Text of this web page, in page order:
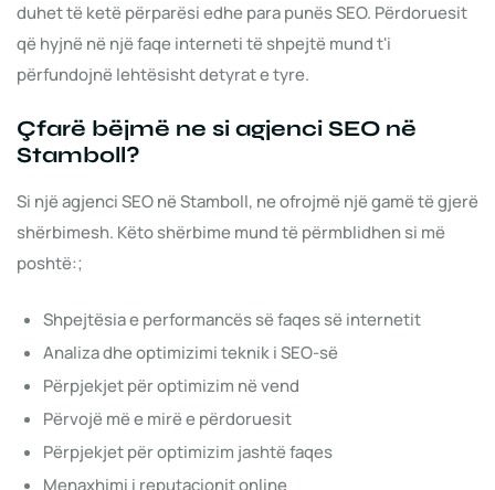
duhet të ketë përparësi edhe para punës SEO. Përdoruesit
që hyjnë në një faqe interneti të shpejtë mund t'i
përfundojnë lehtësisht detyrat e tyre.
Çfarë bëjmë ne si agjenci SEO në
Stamboll?
Si një agjenci SEO në Stamboll, ne ofrojmë një gamë të gjerë
shërbimesh. Këto shërbime mund të përmblidhen si më
poshtë:;
Shpejtësia e performancës së faqes së internetit
Analiza dhe optimizimi teknik i SEO-së
Përpjekjet për optimizim në vend
Përvojë më e mirë e përdoruesit
Përpjekjet për optimizim jashtë faqes
Menaxhimi i reputacionit online